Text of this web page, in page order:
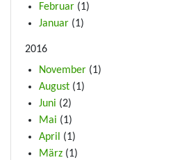
Februar (1)
Januar (1)
2016
November (1)
August (1)
Juni (2)
Mai (1)
April
(1)
März (1)